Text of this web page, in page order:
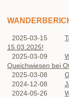
2025-03-15
15.03.2025!
2025-03-09
Queichwiesen bei
2025-03-08
2024-12-08
2024-05-26